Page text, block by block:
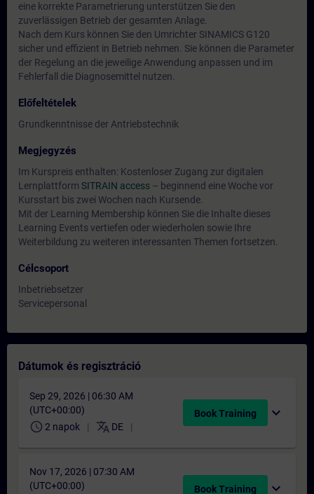
eine korrekte Parametrierung unterstützen Sie den
zuverlässigen Betrieb der gesamten Anlage.
Nach dem Kurs können Sie den Umrichter SINAMICS G120
sicher und effizient in Betrieb nehmen. Sie können die Parameter
der Regelung an die jeweilige Anwendung anpassen und im
Fehlerfall die Diagnosemittel nutzen.
Előfeltételek
Grundkenntnisse der Antriebstechnik
Megjegyzés
Im Kurspreis enthalten: Kostenloser Zugang zur digitalen
Lernplattform SITRAIN access – beginnend eine Woche vor
Kursstart bis zwei Wochen nach Kursende.
Mit der Learning Membership können Sie die Inhalte dieses
Learning Events vertiefen oder wiederholen sowie Ihre
Weiterbildung zu weiteren interessanten Themen fortsetzen.
Célcsoport
Inbetriebsetzer
Servicepersonal
Dátumok és regisztráció
Sep 29, 2026 | 06:30 AM
(UTC+00:00)
schedule 2 napok translate DE
Book Training expand_more
Nov 17, 2026 | 07:30 AM
(UTC+00:00)
Book Training expand_more